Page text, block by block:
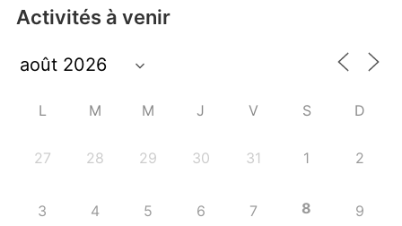
Activités à venir
L M M J V S D
27 28 29 30 31 1 2
3 4 5 6 7 8 9